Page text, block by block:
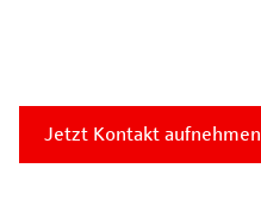
stellt nicht die exakte Position dar.
Jetzt Kontakt aufnehmen